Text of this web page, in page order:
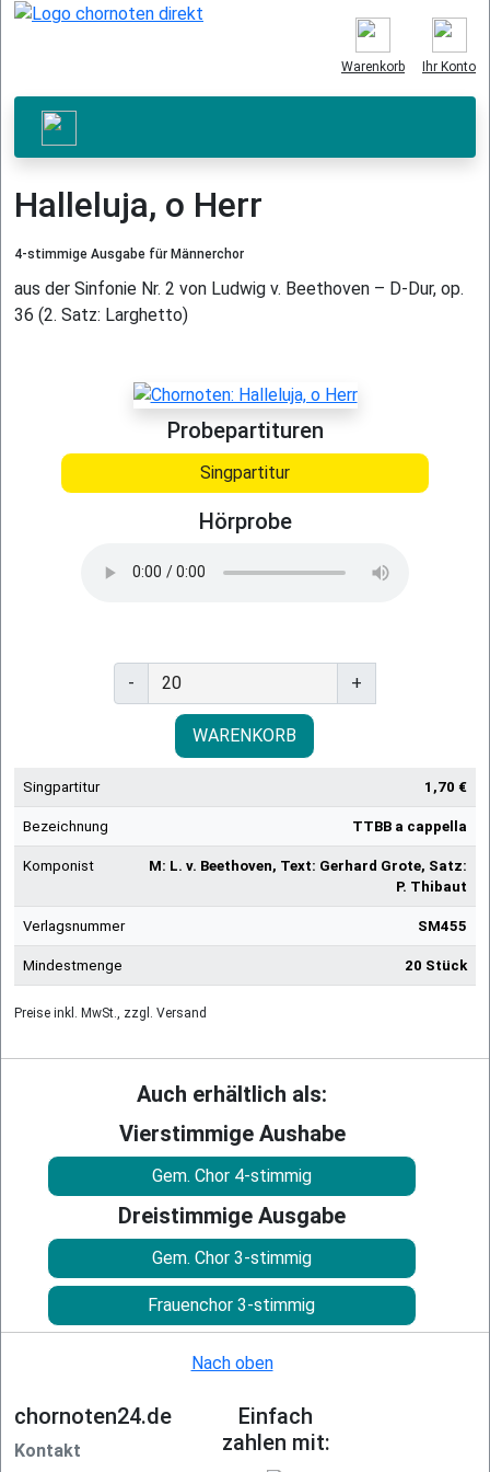
Ihr Konto
Warenkorb
Halleluja, o Herr
4-stimmige Ausgabe für Männerchor
aus der Sinfonie Nr. 2 von Ludwig v. Beethoven – D-Dur, op.
36 (2. Satz: Larghetto)
Probepartituren
Singpartitur
Hörprobe
- +
WARENKORB
Singpartitur 1,70 €
Bezeichnung TTBB a cappella
Komponist
M: L. v. Beethoven, Text: Gerhard Grote, Satz:
P. Thibaut
Verlagsnummer SM455
Mindestmenge 20 Stück
Preise inkl. MwSt., zzgl. Versand
Auch erhältlich als:
Vierstimmige Aushabe
Gem. Chor 4-stimmig
Dreistimmige Ausgabe
Gem. Chor 3-stimmig
Frauenchor 3-stimmig
Nach oben
chornoten24.de
Kontakt
Einfach
zahlen mit: